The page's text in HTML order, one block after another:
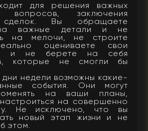
для решения важных
вопросов, заключения
сделок. Вы обращаете
важные детали и не
на мелочи, не строите
оцениваете свои
и не берете на себя
которые не смогли бы
недели возможны какие-
события. Они могут
на ваши планы,
на совершенно
Не исключено, что вы
новый этап жизни и не
этом.